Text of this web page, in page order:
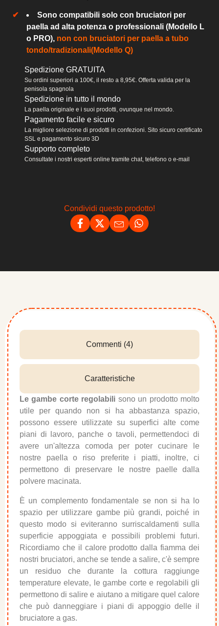
Sono compatibili solo con bruciatori per
paella ad alta potenza o professionali (Modello L
o PRO), non con bruciatori per paella a tubo
tondo/tradizionali(Modello Q)
Spedizione GRATUITA
Su ordini superiori a 100€, il resto a 8,95€. Offerta valida per la
penisola spagnola
Spedizione in tutto il mondo
La paella originale e i suoi prodotti, ovunque nel mondo.
Pagamento facile e sicuro
La migliore selezione di prodotti in confezioni. Sito sicuro certificato
SSL e pagamento sicuro 3D
Supporto completo
Consultate i nostri esperti online tramite chat, telefono o e-mail
Condividi questo prodotto!
Caratteristiche
Commenti (4)
Le gambe corte regolabili sono un prodotto molto
utile per quando non si ha abbastanza spazio,
possono essere utilizzate su superfici alte come
piani di lavoro, panche o tavoli, permettendoci di
avere un'altezza comoda per poter cucinare le
nostre paella o riso preferite i piatti, inoltre, ci
permettono di preservare le nostre paelle dalla
polvere macinata.
È un complemento fondamentale se non si ha lo
spazio per utilizzare gambe più grandi, poiché in
questo modo si eviteranno surriscaldamenti sulla
superficie appoggiata e possibili problemi futuri.
Ricordiamo che il calore prodotto dalla fiamma dei
nostri bruciatori, anche se tende a salire, c'è sempre
un residuo che durante la cottura raggiunge
temperature elevate, le gambe corte e regolabili gli
permettono di salire e aiutano a mitigare quel calore
che può danneggiare i piani di appoggio delle il
bruciatore a gas.